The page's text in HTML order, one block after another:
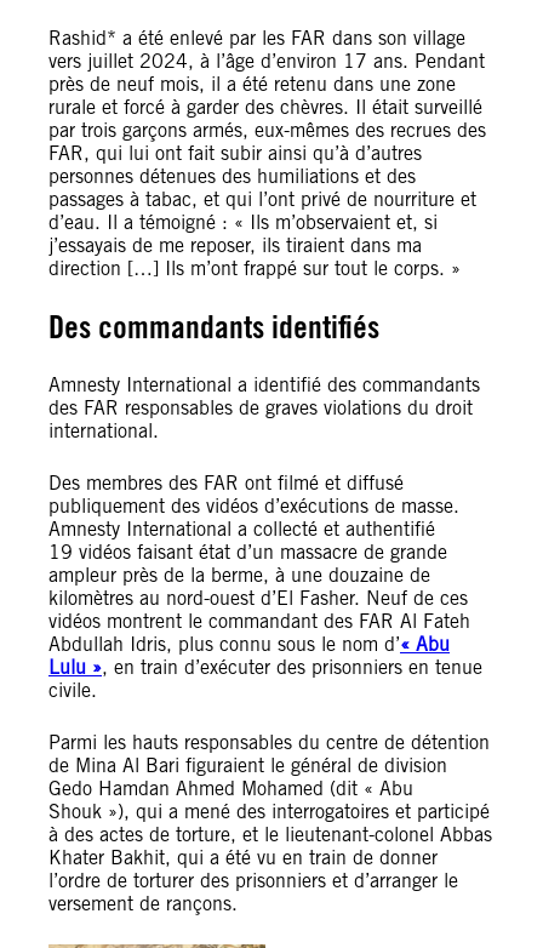
Rashid* a été enlevé par les FAR dans son village
vers juillet 2024, à l’âge d’environ 17 ans. Pendant
près de neuf mois, il a été retenu dans une zone
rurale et forcé à garder des chèvres. Il était surveillé
par trois garçons armés, eux-mêmes des recrues des
FAR, qui lui ont fait subir ainsi qu’à d’autres
personnes détenues des humiliations et des
passages à tabac, et qui l’ont privé de nourriture et
d’eau. Il a témoigné : « Ils m’observaient et, si
j’essayais de me reposer, ils tiraient dans ma
direction […] Ils m’ont frappé sur tout le corps. »
Des commandants identifiés
Amnesty International a identifié des commandants
des FAR responsables de graves violations du droit
international.
Des membres des FAR ont filmé et diffusé
publiquement des vidéos d’exécutions de masse.
Amnesty International a collecté et authentifié
19 vidéos faisant état d’un massacre de grande
ampleur près de la berme, à une douzaine de
kilomètres au nord-ouest d’El Fasher. Neuf de ces
vidéos montrent le commandant des FAR Al Fateh
Abdullah Idris, plus connu sous le nom d’« Abu
Lulu », en train d’exécuter des prisonniers en tenue
civile.
Parmi les hauts responsables du centre de détention
de Mina Al Bari figuraient le général de division
Gedo Hamdan Ahmed Mohamed (dit « Abu
Shouk »), qui a mené des interrogatoires et participé
à des actes de torture, et le lieutenant-colonel Abbas
Khater Bakhit, qui a été vu en train de donner
l’ordre de torturer des prisonniers et d’arranger le
versement de rançons.